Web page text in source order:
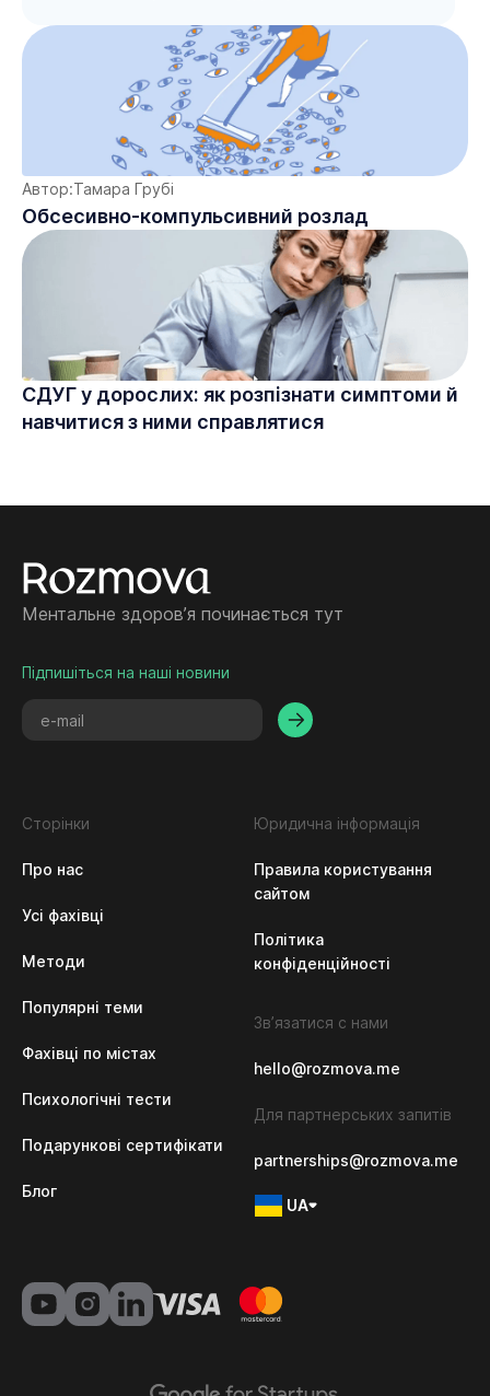
Автор:Тамара Грубі
Обсесивно-компульсивний розлад
СДУГ у дорослих: як розпізнати симптоми й
навчитися з ними справлятися
Ментальне здоровʼя починається тут
Підпишіться на наші новини
Сторінки
Про нас
Усі фахівці
Методи
Популярні теми
Фахівці по містах
Психологічні тести
Подарункові сертифікати
Блог
Юридична інформація
Правила користування
сайтом
Політика
конфіденційності
Зв’язатися с нами
hello@rozmova.me
Для партнерських запитів
partnerships@rozmova.me
UA